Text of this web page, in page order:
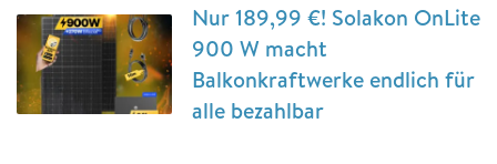
Nur 189,99 €! Solakon OnLite
900 W macht
Balkonkraftwerke endlich für
alle bezahlbar